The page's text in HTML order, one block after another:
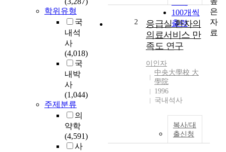
학위유형
국
내석
사
(4,018)
국
내박
사
(1,044)
주제분류
의
약학
(4,591)
사
100개씩
출력
2
응급실 환자의
의료서비스 만
족도 연구
이인자
中央大學校 大
學院
1996
국내석사
복사/대
출신청
은
자
료